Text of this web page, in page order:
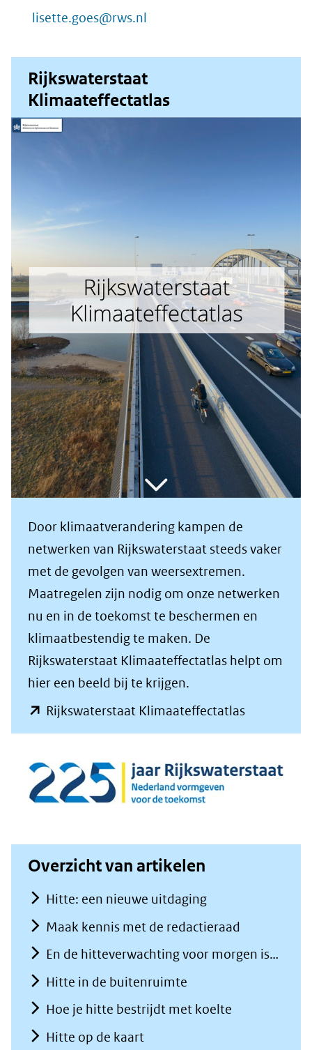
lisette.goes@rws.nl
Rijkswaterstaat
Klimaateffectatlas
Door klimaatverandering kampen de
netwerken van Rijkswaterstaat steeds vaker
met de gevolgen van weersextremen.
Maatregelen zijn nodig om onze netwerken
nu en in de toekomst te beschermen en
klimaatbestendig te maken. De
Rijkswaterstaat Klimaateffectatlas helpt om
hier een beeld bij te krijgen.
Rijkswaterstaat Klimaateffectatlas(opent
in
venster)
een
Overzicht van artikelen
Hitte: een nieuwe uitdaging
Maak kennis met de redactieraad
En de hitteverwachting voor morgen is…
Hitte in de buitenruimte
Hoe je hitte bestrijdt met koelte
Hitte op de kaart